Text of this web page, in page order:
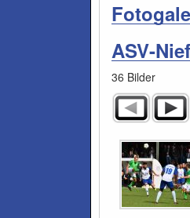
ASV-
36 Bilder